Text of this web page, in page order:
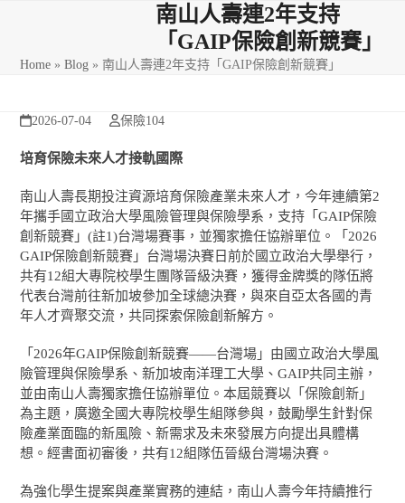
menu
menu
南山人壽連2年支持
「GAIP保險創新競賽」
Home »Blog » 南山人壽連2年支持「GAIP保險創新競賽」
2026-07-04 保險104
培育保險未來人才接軌國際
南山人壽長期投注資源培育保險產業未來人才，今年連續第2
年攜手國立政治大學風險管理與保險學系，支持「GAIP保險
創新競賽」(註1)台灣場賽事，並獨家擔任協辦單位。「2026
GAIP保險創新競賽」台灣場決賽日前於國立政治大學舉行，
共有12組大專院校學生團隊晉級決賽，獲得金牌獎的隊伍將
代表台灣前往新加坡參加全球總決賽，與來自亞太各國的青
年人才齊聚交流，共同探索保險創新解方。
「2026年GAIP保險創新競賽——台灣場」由國立政治大學風
險管理與保險學系、新加坡南洋理工大學、GAIP共同主辦，
並由南山人壽獨家擔任協辦單位。本屆競賽以「保險創新」
為主題，廣邀全國大專院校學生組隊參與，鼓勵學生針對保
險產業面臨的新風險、新需求及未來發展方向提出具體構
想。經書面初審後，共有12組隊伍晉級台灣場決賽。
為強化學生提案與產業實務的連結，南山人壽今年持續推行